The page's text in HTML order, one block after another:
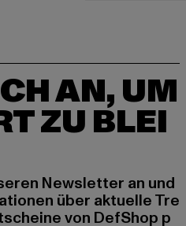
AN, UM
ZU BLEI
Newsletter an und
über aktuelle Tre
von DefShop p